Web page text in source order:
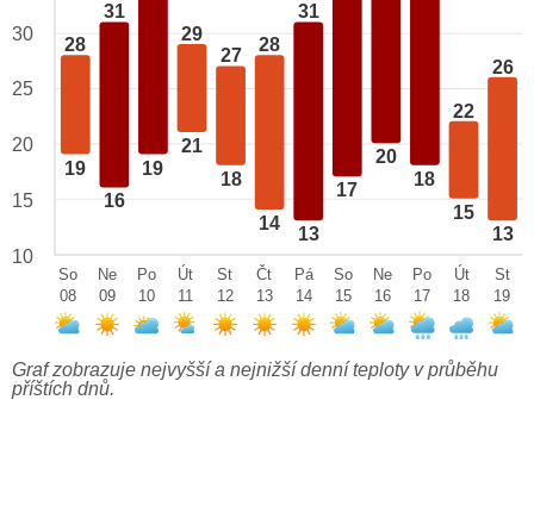
28
19
31
16
19
29
21
27
18
28
14
31
13
17
20
18
22
15
26
13
30
25
20
15
10
So
08
Ne
09
Po
10
Út
11
St
12
Čt
13
Pá
14
So
15
Ne
16
Po
17
Út
18
St
19
Graf zobrazuje nejvyšší a nejnižší denní teploty v průběhu
příštích dnů.